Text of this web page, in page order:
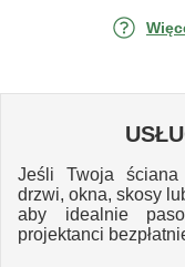
Jeśli Twoja ściana
drzwi, okna, skosy
aby idealnie
projektanci